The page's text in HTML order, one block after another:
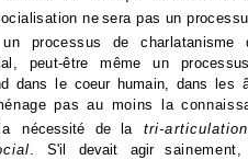
ne sera pas un
processus de charla­tanisme
peut-être même un
dans le coeur humain, dans les
pas au moins la
né­cessité de latri-
. S'il devait agir